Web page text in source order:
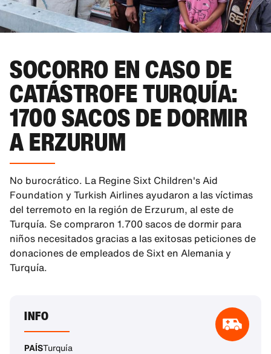
SOCORRO EN CASO DE
CATÁSTROFE TURQUÍA:
1700 SACOS DE DORMIR
A ERZURUM
No burocrático. La Regine Sixt Children's Aid
Foundation y Turkish Airlines ayudaron a las víctimas
del terremoto en la región de Erzurum, al este de
Turquía. Se compraron 1.700 sacos de dormir para
niños necesitados gracias a las exitosas peticiones de
donaciones de empleados de Sixt en Alemania y
Turquía.
INFO
PAÍSTurquía